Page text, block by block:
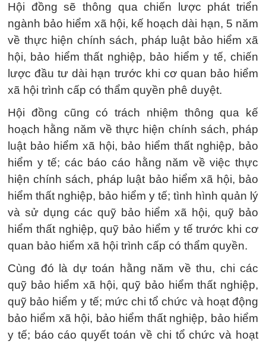
Hội đồng sẽ thông qua chiến lược phát triển
ngành bảo hiểm xã hội, kế hoạch dài hạn, 5 năm
về thực hiện chính sách, pháp luật bảo hiểm xã
hội, bảo hiểm thất nghiệp, bảo hiểm y tế, chiến
lược đầu tư dài hạn trước khi cơ quan bảo hiểm
xã hội trình cấp có thẩm quyền phê duyệt.
Hội đồng cũng có trách nhiệm thông qua kế
hoạch hằng năm về thực hiện chính sách, pháp
luật bảo hiểm xã hội, bảo hiểm thất nghiệp, bảo
hiểm y tế; các báo cáo hằng năm về việc thực
hiện chính sách, pháp luật bảo hiểm xã hội, bảo
hiểm thất nghiệp, bảo hiểm y tế; tình hình quản lý
và sử dụng các quỹ bảo hiểm xã hội, quỹ bảo
hiểm thất nghiệp, quỹ bảo hiểm y tế trước khi cơ
quan bảo hiểm xã hội trình cấp có thẩm quyền.
Cùng đó là dự toán hằng năm về thu, chi các
quỹ bảo hiểm xã hội, quỹ bảo hiểm thất nghiệp,
quỹ bảo hiểm y tế; mức chi tổ chức và hoạt động
bảo hiểm xã hội, bảo hiểm thất nghiệp, bảo hiểm
y tế; báo cáo quyết toán về chi tổ chức và hoạt